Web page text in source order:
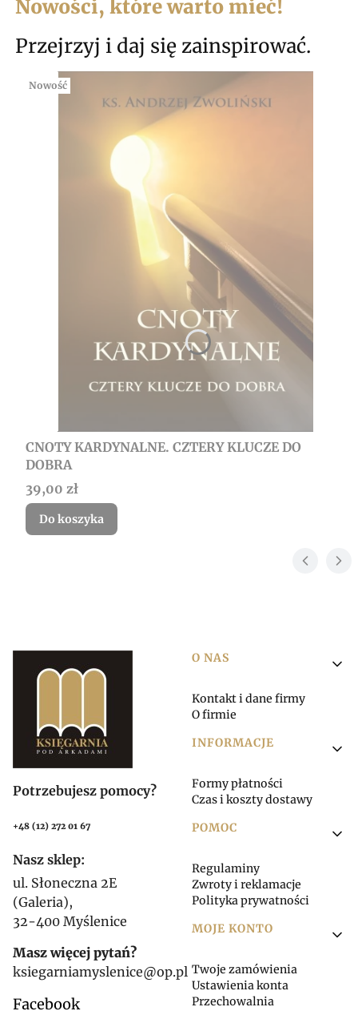
Nowości, które warto mieć!
Przejrzyj i daj się zainspirować.
Nowość
CNOTY KARDYNALNE. CZTERY KLUCZE DO
DOBRA
Cena
39,00 zł
Do koszyka
Potrzebujesz pomocy?
+48 (12) 272 01 67
Nasz sklep:
ul. Słoneczna 2E
(Galeria),
32-400 Myślenice
Masz więcej pytań?
ksiegarniamyslenice@op.pl
Facebook
Linki w stopce
O NAS
Kontakt i dane firmy
O firmie
INFORMACJE
Formy płatności
Czas i koszty dostawy
POMOC
Regulaminy
Zwroty i reklamacje
Polityka prywatności
MOJE KONTO
Twoje zamówienia
Ustawienia konta
Przechowalnia